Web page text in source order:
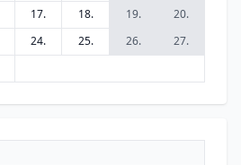
17. 18. 19.
20.
24. 25. 26.
27.